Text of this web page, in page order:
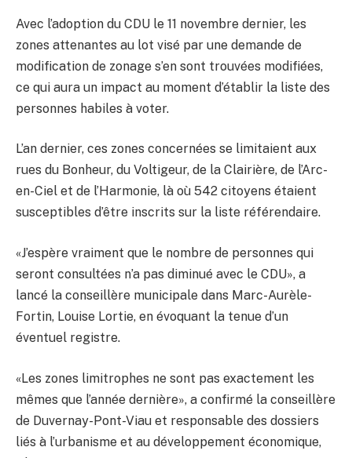
Avec l’adoption du CDU le 11 novembre dernier, les
zones attenantes au lot visé par une demande de
modification de zonage s’en sont trouvées modifiées,
ce qui aura un impact au moment d’établir la liste des
personnes habiles à voter.
L’an dernier, ces zones concernées se limitaient aux
rues du Bonheur, du Voltigeur, de la Clairière, de l’Arc-
en-Ciel et de l’Harmonie, là où 542 citoyens étaient
susceptibles d’être inscrits sur la liste référendaire.
«J’espère vraiment que le nombre de personnes qui
seront consultées n’a pas diminué avec le CDU», a
lancé la conseillère municipale dans Marc-Aurèle-
Fortin, Louise Lortie, en évoquant la tenue d’un
éventuel registre.
«Les zones limitrophes ne sont pas exactement les
mêmes que l’année dernière», a confirmé la conseillère
de Duvernay-Pont-Viau et responsable des dossiers
liés à l’urbanisme et au développement économique,